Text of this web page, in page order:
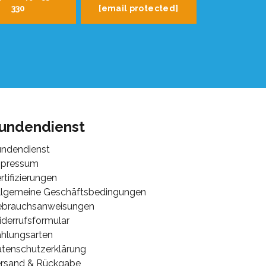
330
[email protected]
Geschäftsbedingungen
& Rückgabe